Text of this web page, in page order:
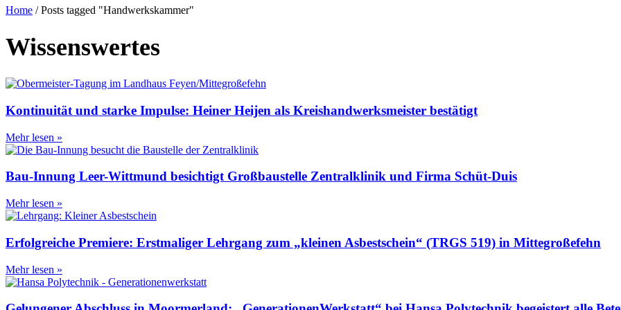
Home / Posts tagged "Handwerkskammer"
Wissenswertes
Kontinuität und starke Impulse: Heiner Heijen als Kreishandwerksmeister bestätigt
Mehr lesen »
Bau-Innung Leer-Wittmund besichtigt Großbaustelle Zentralklinik und Firma Schüt-Duis
Mehr lesen »
Erfolgreiche Premiere: Erstmaliger Lehrgang zum „kleinen Asbestschein“ (TRGS 519) in Mittegroßefehn
Mehr lesen »